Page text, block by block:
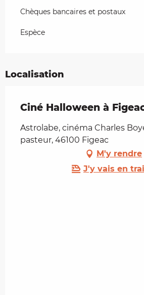
Chèques bancaires et postaux
Espèce
Localisation
Ciné Halloween à
Astrolabe, cinéma Charles
pasteur, 46100 Figeac
M'y rendre
J'y vais en